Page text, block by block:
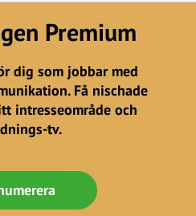
Premium
dig som jobbar med
Få nischade
intresseområde och
tv.